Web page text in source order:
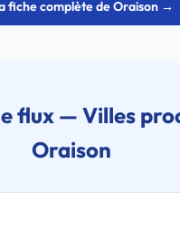
fiche complète de Oraison →
flux — Villes
Oraison